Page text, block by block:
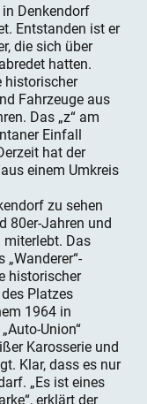
Denkendorf
Entstanden ist er
die sich über
hatten.
historischer
Fahrzeuge aus
Das „z“ am
Einfall
hat der
einem Umkreis
zu sehen
80er-Jahren und
miterlebt. Das
historischer
Platzes
1964 in
Union“
Karosserie und
Klar, dass es nur
„Es ist eines
erklärt der